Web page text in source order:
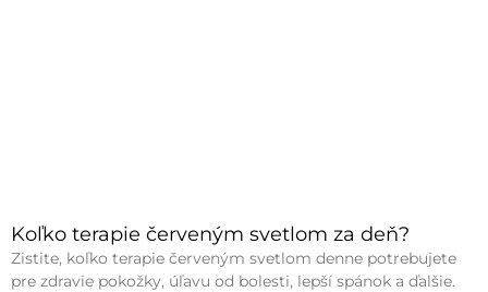
Koľko terapie červeným svetlom za deň?
Zistite, koľko terapie červeným svetlom denne potrebujete
pre zdravie pokožky, úľavu od bolesti, lepší spánok a ďalšie.